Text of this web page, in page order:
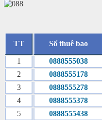
TT Số thuê bao
1 0888555038
2
0888555178
3
0888555278
4
0888555378
5
0888555438